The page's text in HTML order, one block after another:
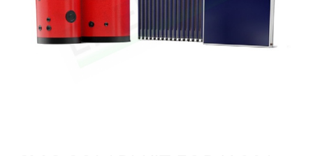
Sample Page